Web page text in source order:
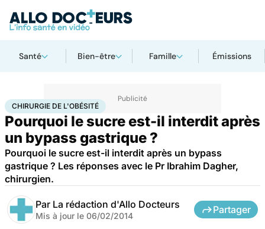
Santé Bien-être Famille Émissions
AccueilSantéMaladiesChirurgie de l'obésité
CHIRURGIE DE L'OBÉSITÉ
Pourquoi le sucre est-il interdit après
un bypass gastrique ?
Pourquoi le sucre est-il interdit après un bypass
gastrique ? Les réponses avec le Pr Ibrahim Dagher,
chirurgien.
Par La rédaction d'Allo Docteurs
Mis à jour le 06/02/2014
Partager